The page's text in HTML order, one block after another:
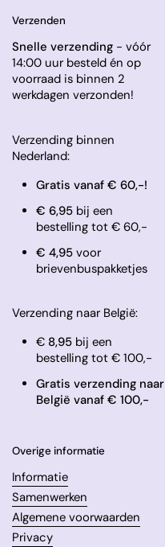
Verzenden
Snelle verzending - vóór
14:00 uur besteld én op
voorraad is binnen 2
werkdagen verzonden!
Verzending binnen
Nederland:
Gratis vanaf € 60,-!
€ 6,95 bij een
bestelling tot € 60,-
​€ 4,95 voor
brievenbuspakketjes
Verzending naar België:
€ 8,95bij een
bestelling tot € 100,-
Gratis verzending naar
België vanaf € 100,-
Overige informatie
Informatie
Samenwerken
Algemene voorwaarden
Privacy